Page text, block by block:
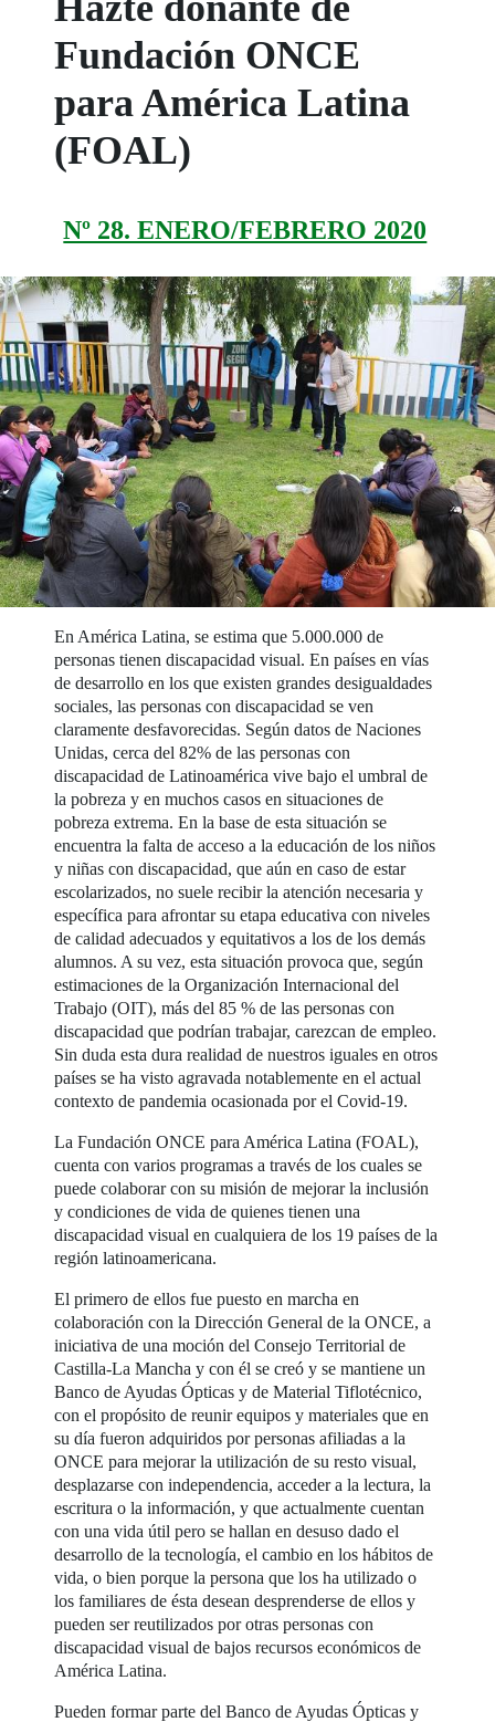
Fundación ONCE
para América Latina
(FOAL)
Nº 28. ENERO/FEBRERO 2020
En América Latina, se estima que 5.000.000 de
personas tienen discapacidad visual. En países en vías
de desarrollo en los que existen grandes desigualdades
sociales, las personas con discapacidad se ven
claramente desfavorecidas. Según datos de Naciones
Unidas, cerca del 82% de las personas con
discapacidad de Latinoamérica vive bajo el umbral de
la pobreza y en muchos casos en situaciones de
pobreza extrema. En la base de esta situación se
encuentra la falta de acceso a la educación de los niños
y niñas con discapacidad, que aún en caso de estar
escolarizados, no suele recibir la atención necesaria y
específica para afrontar su etapa educativa con niveles
de calidad adecuados y equitativos a los de los demás
alumnos. A su vez, esta situación provoca que, según
estimaciones de la Organización Internacional del
Trabajo (OIT), más del 85 % de las personas con
discapacidad que podrían trabajar, carezcan de empleo.
Sin duda esta dura realidad de nuestros iguales en otros
países se ha visto agravada notablemente en el actual
contexto de pandemia ocasionada por el Covid-19.
La Fundación ONCE para América Latina (FOAL),
cuenta con varios programas a través de los cuales se
puede colaborar con su misión de mejorar la inclusión
y condiciones de vida de quienes tienen una
discapacidad visual en cualquiera de los 19 países de la
región latinoamericana.
El primero de ellos fue puesto en marcha en
colaboración con la Dirección General de la ONCE, a
iniciativa de una moción del Consejo Territorial de
Castilla-La Mancha y con él se creó y se mantiene un
Banco de Ayudas Ópticas y de Material Tiflotécnico,
con el propósito de reunir equipos y materiales que en
su día fueron adquiridos por personas afiliadas a la
ONCE para mejorar la utilización de su resto visual,
desplazarse con independencia, acceder a la lectura, la
escritura o la información, y que actualmente cuentan
con una vida útil pero se hallan en desuso dado el
desarrollo de la tecnología, el cambio en los hábitos de
vida, o bien porque la persona que los ha utilizado o
los familiares de ésta desean desprenderse de ellos y
pueden ser reutilizados por otras personas con
discapacidad visual de bajos recursos económicos de
América Latina.
Pueden formar parte del Banco de Ayudas Ópticas y